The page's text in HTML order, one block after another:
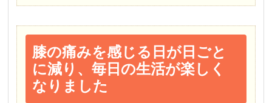
膝の痛みを感じる日が日ごと
に減り、毎日の生活が楽しく
なりました